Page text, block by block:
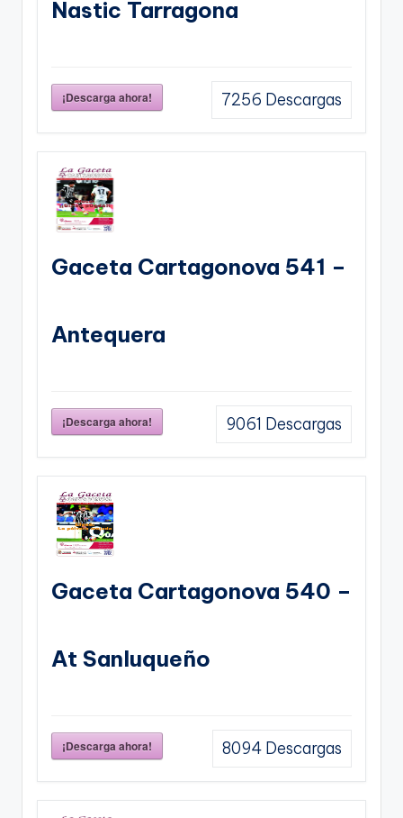
Nastic Tarragona
¡Descarga ahora! 7256 Descargas
Gaceta Cartagonova 541 –
Antequera
¡Descarga ahora! 9061 Descargas
Gaceta Cartagonova 540 –
At Sanluqueño
¡Descarga ahora! 8094 Descargas